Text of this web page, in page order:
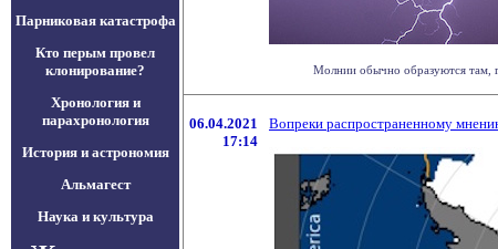
Парниковая катастрофа
Кто перым провел
клонирование?
Хронология и
парахронология
История и астрономия
Альмагест
Наука и культура
Молнии обычно образуются там,
06.04.2021
17:14
Вопреки распространенному